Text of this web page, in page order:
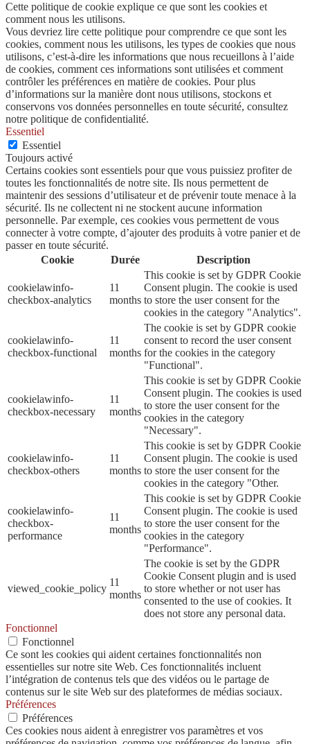
Cette politique de cookie explique ce que sont les cookies et
comment nous les utilisons.
Vous devriez lire cette politique pour comprendre ce que sont les
cookies, comment nous les utilisons, les types de cookies que nous
utilisons, c’est-à-dire les informations que nous recueillons à l’aide
de cookies, comment ces informations sont utilisées et comment
contrôler les préférences en matière de cookies. Pour plus
d’informations sur la manière dont nous utilisons, stockons et
conservons vos données personnelles en toute sécurité, consultez
notre politique de confidentialité.
Essentiel
Essentiel
Toujours activé
Certains cookies sont essentiels pour que vous puissiez profiter de
toutes les fonctionnalités de notre site. Ils nous permettent de
maintenir des sessions d’utilisateur et de prévenir toute menace à la
sécurité. Ils ne collectent ni ne stockent aucune information
personnelle. Par exemple, ces cookies vous permettent de vous
connecter à votre compte, d’ajouter des produits à votre panier et de
passer en toute sécurité.
Cookie
Durée Description
cookielawinfo-
checkbox-analytics
11
months
This cookie is set by GDPR Cookie
Consent plugin. The cookie is used
to store the user consent for the
cookies in the category "Analytics".
cookielawinfo-
checkbox-functional
11
months
The cookie is set by GDPR cookie
consent to record the user consent
for the cookies in the category
"Functional".
cookielawinfo-
checkbox-necessary
11
months
This cookie is set by GDPR Cookie
Consent plugin. The cookies is used
to store the user consent for the
cookies in the category
"Necessary".
cookielawinfo-
checkbox-others
11
months
This cookie is set by GDPR Cookie
Consent plugin. The cookie is used
to store the user consent for the
cookies in the category "Other.
cookielawinfo-
checkbox-
performance
11
months
This cookie is set by GDPR Cookie
Consent plugin. The cookie is used
to store the user consent for the
cookies in the category
"Performance".
viewed_cookie_policy
11
months
The cookie is set by the GDPR
Cookie Consent plugin and is used
to store whether or not user has
consented to the use of cookies. It
does not store any personal data.
Fonctionnel
Fonctionnel
Ce sont les cookies qui aident certaines fonctionnalités non
essentielles sur notre site Web. Ces fonctionnalités incluent
l’intégration de contenus tels que des vidéos ou le partage de
contenus sur le site Web sur des plateformes de médias sociaux.
Préférences
Préférences
Ces cookies nous aident à enregistrer vos paramètres et vos